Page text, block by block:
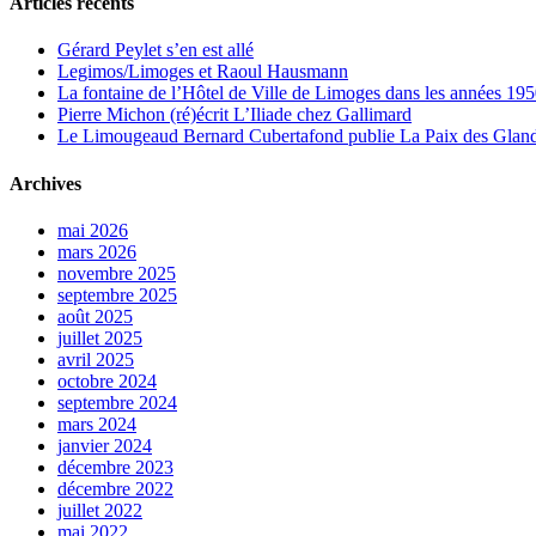
Gérard Peylet s’en est allé
Legimos/Limoges et Raoul Hausmann
La fontaine de l’Hôtel de Ville de Limoges dans les années
Pierre Michon (ré)écrit L’Iliade chez Gallimard
Le Limougeaud Bernard Cubertafond publie La Paix des
Archives
mai 2026
mars 2026
novembre 2025
septembre 2025
août 2025
juillet 2025
avril 2025
octobre 2024
septembre 2024
mars 2024
janvier 2024
décembre 2023
décembre 2022
juillet 2022
mai 2022